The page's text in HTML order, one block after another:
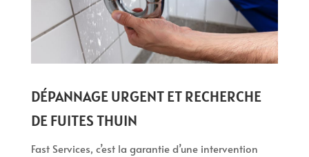
DÉPANNAGE URGENT ET RECHERCHE
DE FUITES THUIN
Fast Services, c’est la garantie d’une intervention